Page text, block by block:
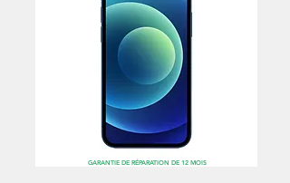
GARANTIE DE RÉPARATION DE 12 MOIS